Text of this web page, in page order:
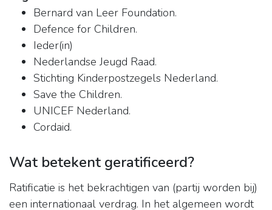
Bernard van Leer Foundation.
Defence for Children.
Ieder(in)
Nederlandse Jeugd Raad.
Stichting Kinderpostzegels Nederland.
Save the Children.
UNICEF Nederland.
Cordaid.
Wat betekent geratificeerd?
Ratificatie is het bekrachtigen van (partij worden bij)
een internationaal verdrag. In het algemeen wordt